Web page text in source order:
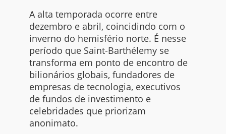
A alta temporada ocorre entre
dezembro e abril, coincidindo com o
inverno do hemisfério norte. É nesse
período que Saint-Barthélemy se
transforma em ponto de encontro de
bilionários globais, fundadores de
empresas de tecnologia, executivos
de fundos de investimento e
celebridades que priorizam
anonimato.